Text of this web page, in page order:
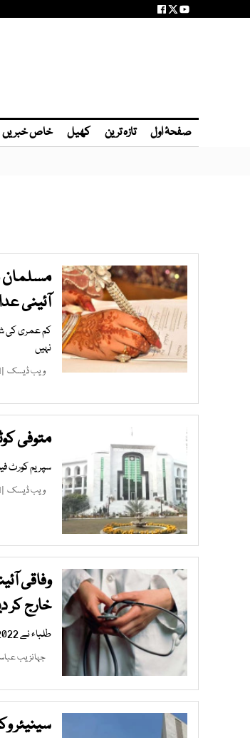
صفحۂ اول تازہ ترین کھیل خاص خبریں
مسلمان
آئینی
نہیں
ویب ڈیسک | MAR 26, 2026 06:38 PM |
متوفی
سپریم کورٹ
ویب ڈیسک | MAR 11, 2026 12:37 PM |
وفاقی
خارج کر
طلباء نے 2022-23 میں اوورسیز کوٹہ کے تحت میڈیکل کالجز میں داخلہ حاصل کیا تھا
جہانزیب
سینیئر